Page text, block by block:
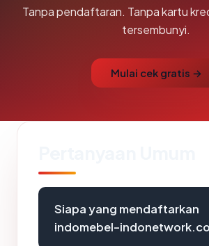
Tanpa pendaftaran. Tanpa kartu
tersembunyi.
Mulai cek gratis →
Siapa yang mendaftarkan
indomebel-